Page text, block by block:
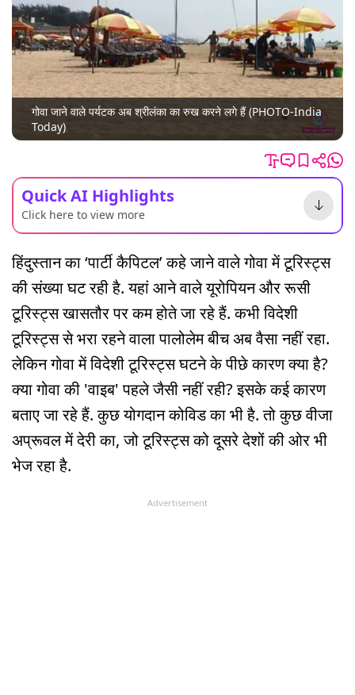
गोवा जाने वाले पर्यटक अब श्रीलंका का रुख करने लगे हैं (PHOTO-India
Today)
Quick AI Highlights
Click here to view more
हिंदुस्तान का ‘पार्टी कैपिटल’ कहे जाने वाले गोवा में टूरिस्ट्स
की संख्या घट रही है. यहां आने वाले यूरोपियन और रूसी
टूरिस्ट्स खासतौर पर कम होते जा रहे हैं. कभी विदेशी
टूरिस्ट्स से भरा रहने वाला पालोलेम बीच अब वैसा नहीं रहा.
लेकिन गोवा में विदेशी टूरिस्ट्स घटने के पीछे कारण क्या है?
क्या गोवा की 'वाइब' पहले जैसी नहीं रही? इसके कई कारण
बताए जा रहे हैं. कुछ योगदान कोविड का भी है. तो कुछ वीजा
अप्रूवल में देरी का, जो टूरिस्ट्स को दूसरे देशों की ओर भी
भेज रहा है.
Advertisement